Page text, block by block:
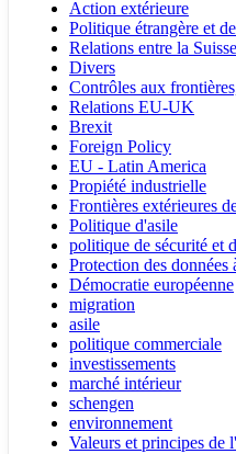
Action extérieure
Politique étrangère et
Relations entre la
Divers
Contrôles aux
Relations EU-UK
Brexit
Foreign Policy
EU - Latin America
Propiété industrielle
Frontières extérieures
Politique d'asile
politique de sécurité et
Protection des données
Démocratie européenne
migration
asile
politique commerciale
investissements
marché intérieur
schengen
environnement
Valeurs et principes de